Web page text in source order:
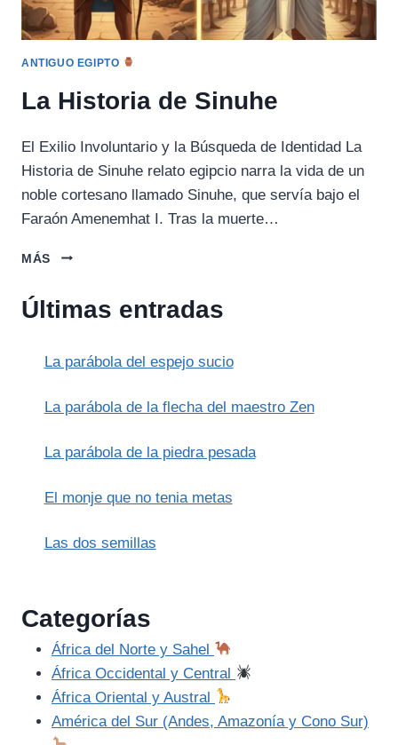
ANTIGUO EGIPTO
La Historia de Sinuhe
El Exilio Involuntario y la Búsqueda de Identidad La
Historia de Sinuhe relato egipcio narra la vida de un
noble cortesano llamado Sinuhe, que servía bajo el
Faraón Amenemhat I. Tras la muerte…
MÁS
LA
SINUHE
Últimas entradas
La parábola del espejo sucio
La parábola de la flecha del maestro Zen
La parábola de la piedra pesada
El monje que no tenia metas
Las dos semillas
Categorías
África del Norte y Sahel
África Occidental y Central
África Oriental y Austral
América del Sur (Andes, Amazonía y Cono Sur)